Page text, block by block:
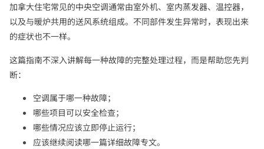
加拿大住宅常见的中央空调通常由室外机、室内蒸发器、温控器，
以及与暖炉共用的送风系统组成。不同部件发生异常时，表现出来
的症状也不一样。
这篇指南不深入讲解每一种故障的完整处理过程，而是帮助您先判
断：
空调属于哪一种故障；
哪些项目可以安全检查；
哪些情况应该立即停止运行；
应该继续阅读哪一篇详细故障专文。